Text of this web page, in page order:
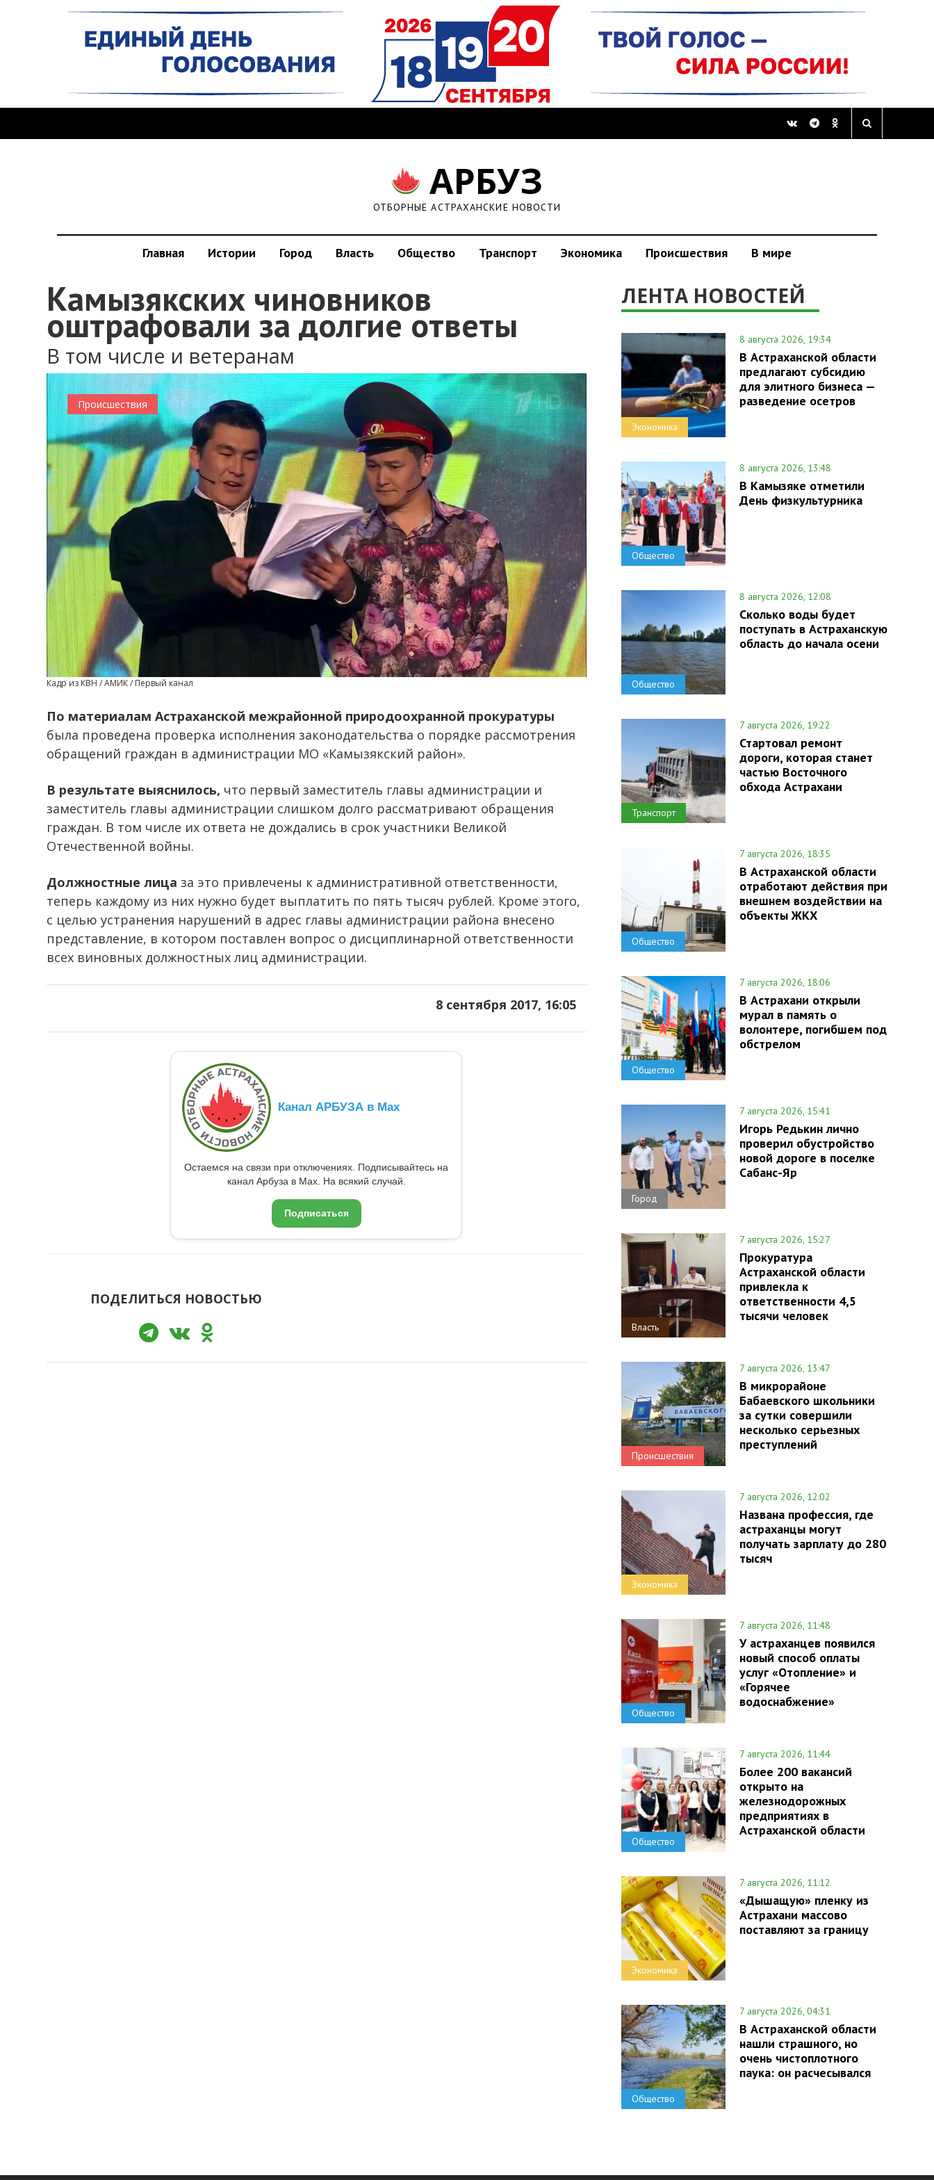
АРБУЗ
ОТБОРНЫЕ АСТРАХАНСКИЕ НОВОСТИ
Главная Истории Город Власть Общество Транспорт Экономика Происшествия В мире
Камызякских чиновников
оштрафовали за долгие ответы
В том числе и ветеранам
Происшествия
Кадр из КВН / АМИК / Первый канал
По материалам Астраханской межрайонной природоохранной прокуратуры
была проведена проверка исполнения законодательства о порядке рассмотрения
обращений граждан в администрации МО «Камызякский район».
В результате выяснилось, что первый заместитель главы администрации и
заместитель главы администрации слишком долго рассматривают обращения
граждан. В том числе их ответа не дождались в срок участники Великой
Отечественной войны.
Должностные лица за это привлечены к административной ответственности,
теперь каждому из них нужно будет выплатить по пять тысяч рублей. Кроме этого,
с целью устранения нарушений в адрес главы администрации района внесено
представление, в котором поставлен вопрос о дисциплинарной ответственности
всех виновных должностных лиц администрации.
8 сентября 2017, 16:05
Канал АРБУЗА в Max
Остаемся на связи при отключениях. Подписывайтесь на
канал Арбуза в Max. На всякий случай.
Подписаться
ПОДЕЛИТЬСЯ НОВОСТЬЮ
ЛЕНТА НОВОСТЕЙ
Экономика
8 августа 2026, 19:34
В Астраханской области
предлагают субсидию
для элитного бизнеса —
разведение осетров
Общество
8 августа 2026, 13:48
В Камызяке отметили
День физкультурника
Общество
8 августа 2026, 12:08
Сколько воды будет
поступать в Астраханскую
область до начала осени
Транспорт
7 августа 2026, 19:22
Стартовал ремонт
дороги, которая станет
частью Восточного
обхода Астрахани
Общество
7 августа 2026, 18:35
В Астраханской области
отработают действия при
внешнем воздействии на
объекты ЖКХ
Общество
7 августа 2026, 18:06
В Астрахани открыли
мурал в память о
волонтере, погибшем под
обстрелом
Город
7 августа 2026, 15:41
Игорь Редькин лично
проверил обустройство
новой дороге в поселке
Сабанс-Яр
Власть
7 августа 2026, 15:27
Прокуратура
Астраханской области
привлекла к
ответственности 4,5
тысячи человек
Происшествия
7 августа 2026, 13:47
В микрорайоне
Бабаевского школьники
за сутки совершили
несколько серьезных
преступлений
Экономика
7 августа 2026, 12:02
Названа профессия, где
астраханцы могут
получать зарплату до 280
тысяч
Общество
7 августа 2026, 11:48
У астраханцев появился
новый способ оплаты
услуг «Отопление» и
«Горячее
водоснабжение»
Общество
7 августа 2026, 11:44
Более 200 вакансий
открыто на
железнодорожных
предприятиях в
Астраханской области
Экономика
7 августа 2026, 11:12
«Дышащую» пленку из
Астрахани массово
поставляют за границу
Общество
7 августа 2026, 04:31
В Астраханской области
нашли страшного, но
очень чистоплотного
паука: он расчесывался